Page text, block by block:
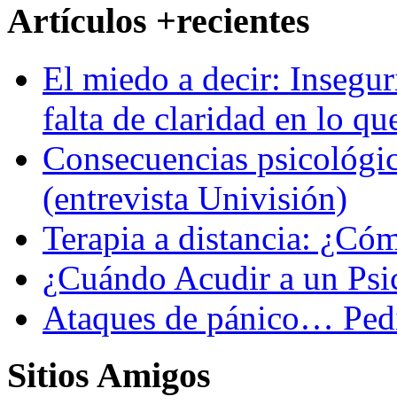
Artículos +recientes
El miedo a decir:
falta de claridad en lo
Consecuencias
(entrevista Univisión)
Terapia a distancia:
¿Cuándo Acudir a un
Ataques de pánico…
Sitios Amigos